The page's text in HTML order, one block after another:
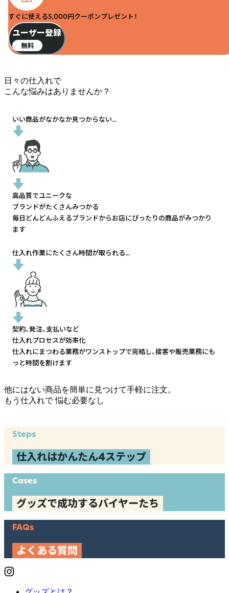
すぐに使える5,000円クーポンプレゼント！
ユーザー登録
無料
日々の仕入れで
こんな悩みはありませんか？
いい商品がなかなか見つからない...
高品質でユニークな
ブランドがたくさんみつかる
毎日どんどんふえるブランドからお店にぴったりの商品がみつかり
ます
仕入れ作業にたくさん時間が取られる...
契約、発注、支払いなど
仕入れプロセスが効率化
仕入れにまつわる業務がワンストップで完結し、接客や販売業務にも
っと時間を割けます
他にはない商品を簡単に見つけて手軽に注文。
もう仕入れで悩む必要なし
Steps
仕入れはかんたん4ステップ
Cases
グッズで成功するバイヤーたち
FAQs
よくある質問